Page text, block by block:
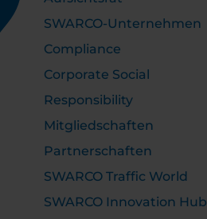
SWARCO-Unternehmen
Compliance
Corporate Social
Responsibility
Mitgliedschaften
Partnerschaften
SWARCO Traffic World
SWARCO Innovation Hub